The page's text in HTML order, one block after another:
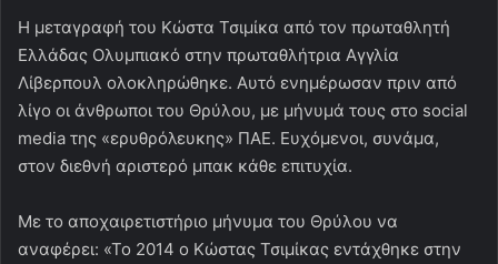
Η μεταγραφή του Κώστα Τσιμίκα από τον πρωταθλητή
Ελλάδας Ολυμπιακό στην πρωταθλήτρια Αγγλία
Λίβερπουλ ολοκληρώθηκε. Αυτό ενημέρωσαν πριν από
λίγο οι άνθρωποι του Θρύλου, με μήνυμά τους στο social
media της «ερυθρόλευκης» ΠΑΕ. Ευχόμενοι, συνάμα,
στον διεθνή αριστερό μπακ κάθε επιτυχία.
Με το αποχαιρετιστήριο μήνυμα του Θρύλου να
αναφέρει: «Το 2014 ο Κώστας Τσιμίκας εντάχθηκε στην